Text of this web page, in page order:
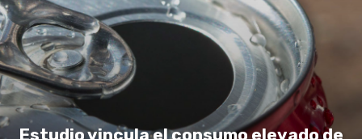
Estudio vincula el consumo elevado de